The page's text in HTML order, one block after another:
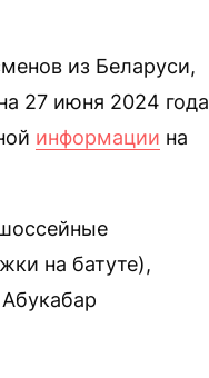
из Беларуси,
27 июня 2024 года
информации на
на батуте),